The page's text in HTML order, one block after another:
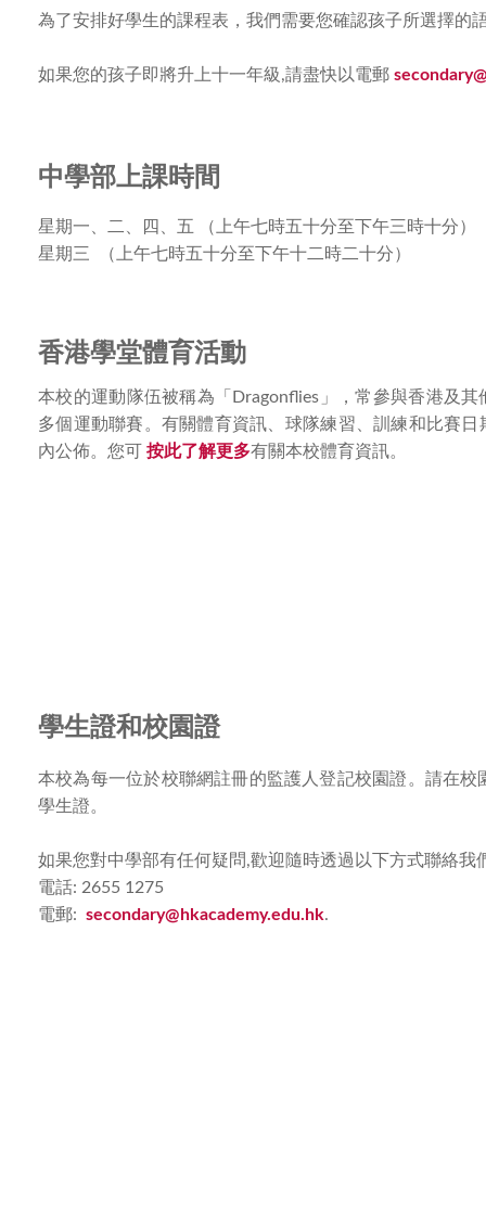
為了安排好學生的課程表，我們需要您確認孩子所選擇的
如果您的孩子即將升上十一年級,請盡快以電郵
中學部上課時間
星期一、二、四、五 （上午七時五十分至下午三時十分）
星期三 （上午七時五十分至下午十二時二十分）
香港學堂體育活動
本校的運動隊伍被稱為「Dragonflies」，常參與香港及其
多個運動聯賽。有關體育資訊、球隊練習、訓練和比賽日
內公佈。您可 按此了解更多有關本校體育資訊。
學生證和校園證
本校為每一位於校聯網註冊的監護人登記校園證。請在
學生證。
如果您對中學部有任何疑問,歡迎隨時透過以下方式聯絡我
電話: 2655 1275
電郵: secondary@hkacademy.edu.hk.